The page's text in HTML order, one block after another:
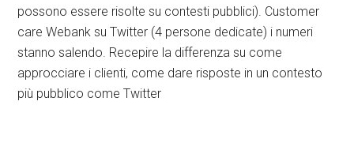
possono essere risolte su contesti pubblici). Customer
care Webank su Twitter (4 persone dedicate) i numeri
stanno salendo. Recepire la differenza su come
approcciare i clienti, come dare risposte in un contesto
più pubblico come Twitter